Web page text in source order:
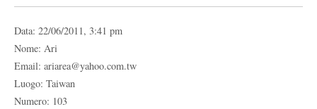
Data: 22/06/2011, 3:41 pm
Nome: Ari
Email: ariarea@yahoo.com.tw
Luogo: Taiwan
Numero: 103